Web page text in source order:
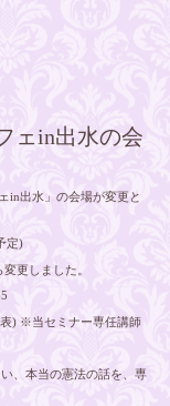
ェin出水の会
in出水」の会場が変更と
定)
更しました。
) ※当セミナー専任講師
、本当の憲法の話を、専